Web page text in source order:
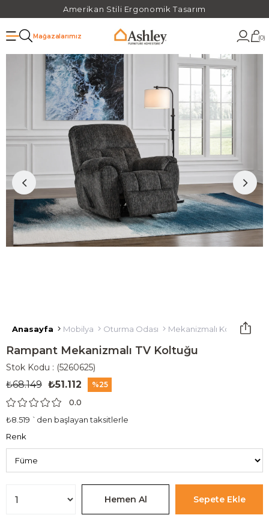
Amerikan Stili Ergonomik Tasarım
Mağazalarımız 0
Anasayfa Mobilya Oturma Odası Mekanizmalı Koltuklar
Rampant Mekanizmalı TV Koltuğu
Stok Kodu (5260625)
₺68.149 ₺51.112 25
0.0
₺8.519 `den başlayan taksitlerle
Renk